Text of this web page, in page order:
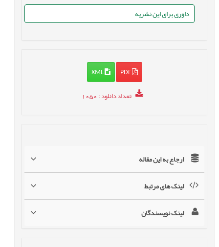
داوری برای این نشریه
PDF
XML
تعداد دانلود: 1050
ارجاع به این مقاله
لینک های مرتبط
لینک نویسندگان